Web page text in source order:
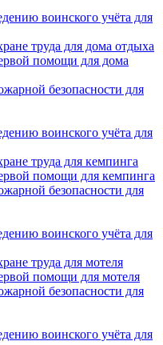
воинского учёта для
труда для дома отдыха
помощи для дома
безопасности для
воинского учёта для
труда для кемпинга
помощи для кемпинга
безопасности для
воинского учёта для
труда для мотеля
помощи для мотеля
безопасности для
воинского учёта для